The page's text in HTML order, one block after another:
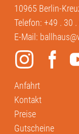
10965 Berlin-
Telefon:+49 . 30
E-Mail:
Anfahrt
Kontakt
Preise
Gutscheine